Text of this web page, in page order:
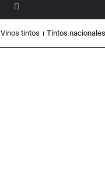
Vinos tintos Tintos